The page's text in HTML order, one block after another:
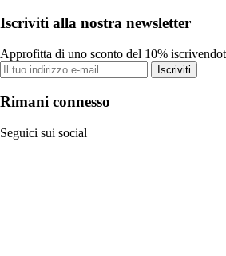
Iscriviti alla nostra newsletter
Approfitta di uno sconto del 10%
Iscriviti
Rimani connesso
Seguici sui social